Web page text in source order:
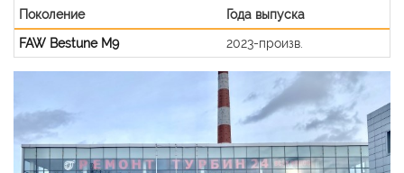
Поколение
Года выпуска
FAW Bestune M9
2023-произв.